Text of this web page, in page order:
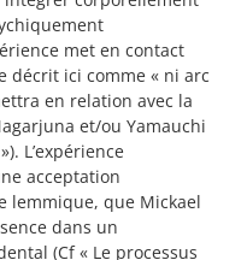
met en contact
décrit ici comme « ni arc
en relation avec la
et/ou Yamauchi
L’expérience
acceptation
lemmique, que Mickael
dans un
(Cf « Le processus